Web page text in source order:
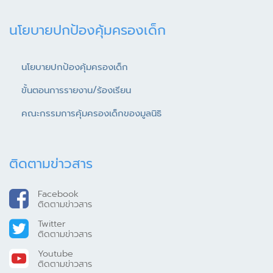
นโยบายปกป้องคุ้มครองเด็ก
นโยบายปกป้องคุ้มครองเด็ก
ขั้นตอนการรายงาน/ร้องเรียน
คณะกรรมการคุ้มครองเด็กของมูลนิธิ
ติดตามข่าวสาร
Facebook
ติดตามข่าวสาร
Twitter
ติดตามข่าวสาร
Youtube
ติดตามข่าวสาร